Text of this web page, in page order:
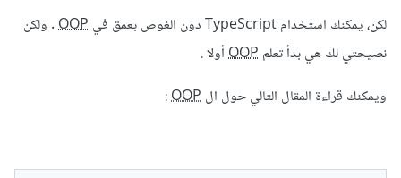
لكن، يمكنك استخدام TypeScript دون الغوص بعمق في
OOP. ولكن
نصيحتي لك هي بدأ تعلم OOPأولا .
ويمكنك قراءة المقال التالي حول ال OOP